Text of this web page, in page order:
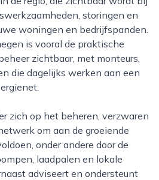
storingen en
woningen en bedrijfspanden.
is vooral de praktische
zichtbaar, met monteurs,
die dagelijks werken aan een
om aan de groeiende
onder andere door de
laadpalen en lokale
adviseert en ondersteunt